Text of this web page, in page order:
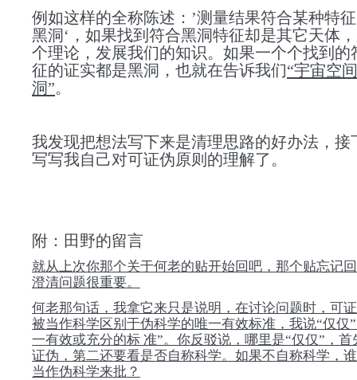
例如这样的全称陈述：’测量结果符合某种特
黑洞‘，如果找到符合黑洞特征却是其它天体
个理论，发展我们的知识。如果一个个找到的
征的证实都是黑洞，也就在告诉我们“宇宙空
洞”。
我发现把想法写下来是清理思路的好办法，接
写写我自己对可证伪原则的理解了。
附：田野的留言
就从上次你那个关于何老的贴开始回吧，那个贴忘记
澄清问题很重要。
何老那句话，我拿它来只是说明，在讨论问题时，可
被当作科学区别于伪科学的唯一有效标准，我说“仅仅
一有效或充分的标 准”。你反驳说，哪里是“仅仅”，
证伪，第二还要看是否自称科学。如果不自称科学，
当作伪科学来批？